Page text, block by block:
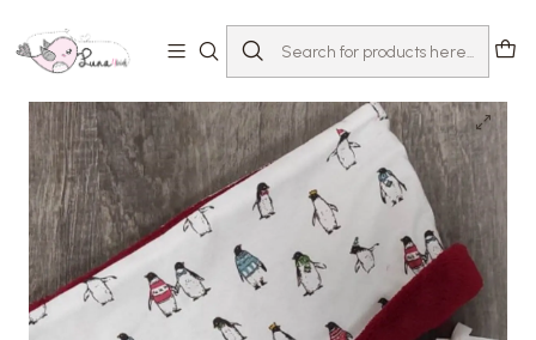
Acessórios Golas e Gorros Gola Pinguim